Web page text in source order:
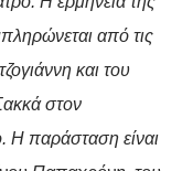
από τις
και του
στον
Η παράσταση είναι